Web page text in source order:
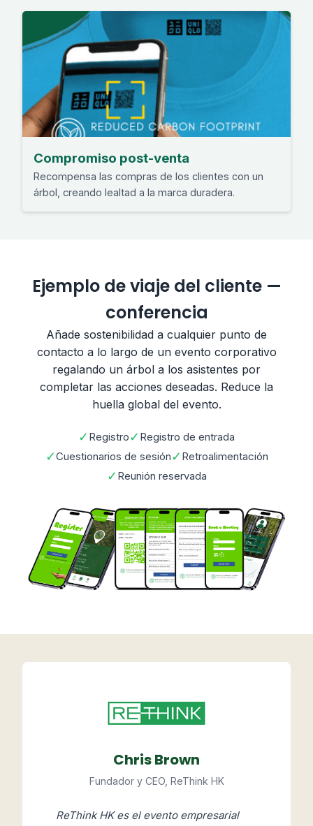
Compromiso post-venta
Recompensa las compras de los clientes con un
árbol, creando lealtad a la marca duradera.
Ejemplo de viaje del cliente —
conferencia
Añade sostenibilidad a cualquier punto de
contacto a lo largo de un evento corporativo
regalando un árbol a los asistentes por
completar las acciones deseadas. Reduce la
huella global del evento.
✓ Registro✓ Registro de entrada
✓Cuestionarios de sesión✓ Retroalimentación
✓ Reunión reservada
Chris Brown
Fundador y CEO, ReThink HK
ReThink HK es el evento empresarial